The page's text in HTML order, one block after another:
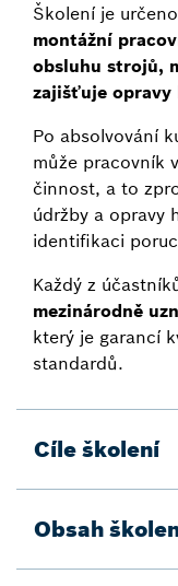
Školení je určeno
montážní
obsluhu strojů,
zajišťuje opravy
Po absolvování
může pracovník
činnost, a to
údržby a opravy
identifikaci
Každý z
mezinárodně
který je garancí
standardů.
Cíle školení
Obsah